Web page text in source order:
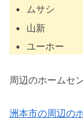
ムサシ
山新
ユーホー
周辺のホームセ
洲本市の周辺の